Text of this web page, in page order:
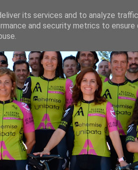
its services and to analyze
and security metrics to